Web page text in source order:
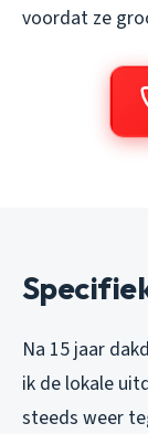
voordat ze
Na 15 jaar
ik de lokale
steeds weer